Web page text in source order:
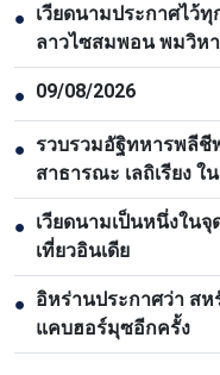
● เวียดนามประกาศไว้
ลาวไซสมพอน พมวิห
● 09/08/2026
● รวบรวมอัฐิทหารพลีชี
สาธารณะ เลถิเรียง
● เวียดนามเป็นหนึ่งใน
เที่ยวอินเดีย
● อิหร่านประกาศว่า สห
แคบฮอร์มุซอีกครั้ง